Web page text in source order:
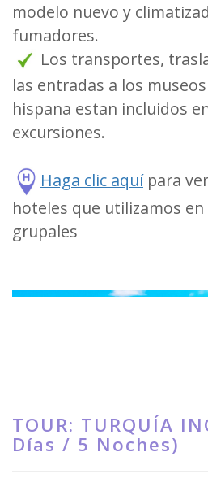
modelo nuevo y
fumadores.
Los transportes,
las entradas a los
hispana estan incluidos
excursiones.
Haga clic aquípara
hoteles que utilizamos
grupales
TOUR: TURQUÍA
Días / 5 Noches)